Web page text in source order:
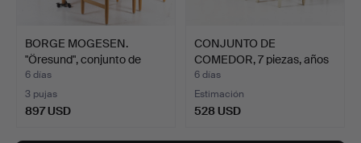
BORGE MOGESEN.
"Öresund", conjunto de
come…
6 días
3 pujas
897 USD
CONJUNTO DE
COMEDOR, 7 piezas, años
50, es…
6 días
Estimación
528 USD